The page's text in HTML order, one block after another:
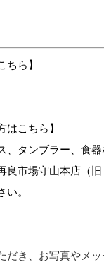
ちら】
はこちら】
、タンブラー、食器
良市場守山本店（
。
だき、お写真やメ